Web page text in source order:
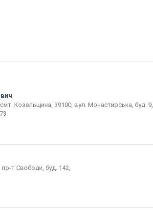
Козельщина, 39100, вул. Монастирська, буд. 9,
т Свободи, буд. 142,